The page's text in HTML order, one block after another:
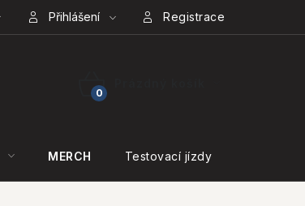
Přihlášení Registrace
NÁKUPNÍ
MERCH Testovací jízdy